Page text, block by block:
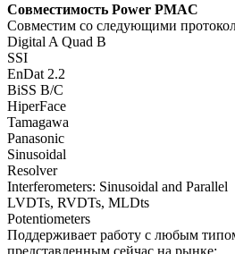
Совместимость Power PMAC
Совместим со следующими
Digital A Quad B
SSI
EnDat 2.2
BiSS B/C
HiperFace
Tamagawa
Panasonic
Sinusoidal
Resolver
Interferometers: Sinusoidal and Parallel
LVDTs, RVDTs, MLDts
Potentiometers
Поддерживает работу с любым
представленным сейчас на рынке: